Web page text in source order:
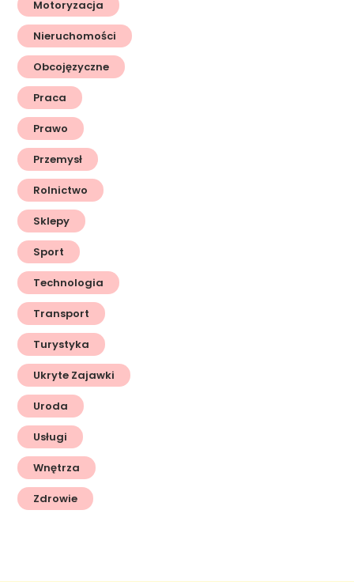
Motoryzacja
Nieruchomości
Obcojęzyczne
Praca
Prawo
Przemysł
Rolnictwo
Sklepy
Sport
Technologia
Transport
Turystyka
Ukryte Zajawki
Uroda
Usługi
Wnętrza
Zdrowie